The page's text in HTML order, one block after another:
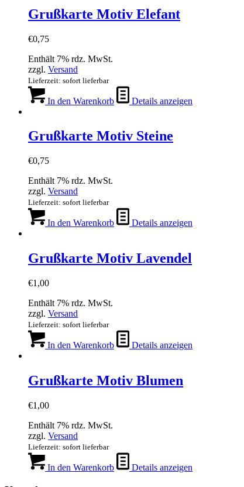
Grußkarte Motiv Elefant
€0,75
Enthält 7% rdz. MwSt.
zzgl. Versand
Lieferzeit: sofort lieferbar
In den Warenkorb Details anzeigen
Grußkarte Motiv Steine
€0,75
Enthält 7% rdz. MwSt.
zzgl. Versand
Lieferzeit: sofort lieferbar
In den Warenkorb Details anzeigen
Grußkarte Motiv Lavendel
€1,00
Enthält 7% rdz. MwSt.
zzgl. Versand
Lieferzeit: sofort lieferbar
In den Warenkorb Details anzeigen
Grußkarte Motiv Blumen
€1,00
Enthält 7% rdz. MwSt.
zzgl. Versand
Lieferzeit: sofort lieferbar
In den Warenkorb Details anzeigen